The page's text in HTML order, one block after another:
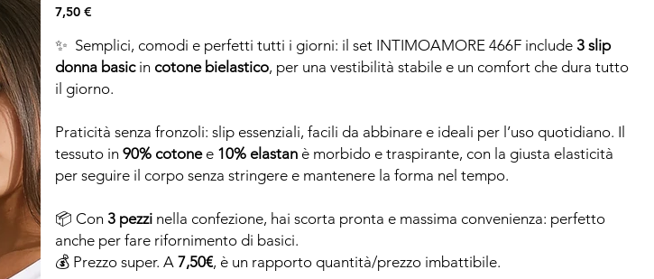
Prezzo
7,50 €
✨ Semplici, comodi e perfetti tutti i giorni: il set INTIMOAMORE 466F include 3 slip
donna basicin cotone bielastico, per una vestibilità stabile e un comfort che dura tutto
il giorno.
Praticità senza fronzoli: slip essenziali, facili da abbinare e ideali per l’uso quotidiano. Il
tessuto in 90% cotonee 10% elastan è morbido e traspirante, con la giusta elasticità
per seguire il corpo senza stringere e mantenere la forma nel tempo.
📦 Con 3 pezzi nella confezione, hai scorta pronta e massima convenienza: perfetto
anche per fare rifornimento di basici.
💰 Prezzo super. A 7,50€, è un rapporto quantità/prezzo imbattibile.